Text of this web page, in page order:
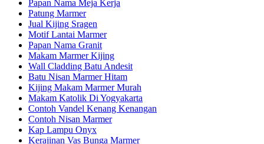
Papan Nama Meja Kerja
Patung Marmer
Jual Kijing Sragen
Motif Lantai Marmer
Papan Nama Granit
Makam Marmer Kijing
Wall Cladding Batu Andesit
Batu Nisan Marmer Hitam
Kijing Makam Marmer Murah
Makam Katolik Di Yogyakarta
Contoh Vandel Kenang Kenangan
Contoh Nisan Marmer
Kap Lampu Onyx
Kerajinan Vas Bunga Marmer